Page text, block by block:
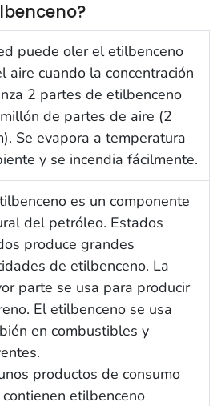
puede oler el etilbenceno
aire cuando la concentración
2 partes de etilbenceno
de partes de aire (2
Se evapora a temperatura
y se incendia fácilmente.
es un componente
del petróleo. Estados
produce grandes
de etilbenceno. La
parte se usa para producir
El etilbenceno se usa
en combustibles y
productos de consumo
etilbenceno